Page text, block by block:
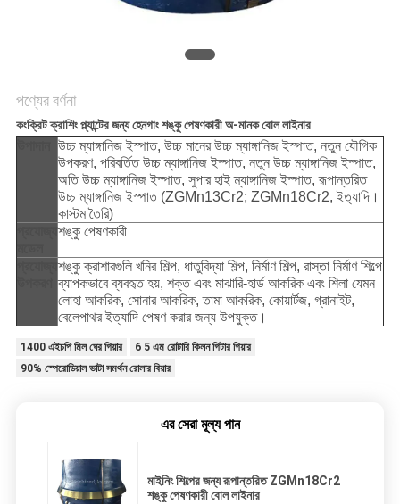
পণ্যের বর্ণনা
কংক্রিট ক্রাশিং প্ল্যান্টের জন্য হেনগাং শঙ্কু পেষণকারী অ-মানক বোল লাইনার
উচ্চ ম্যাঙ্গানিজ ইস্পাত, উচ্চ মানের উচ্চ ম্যাঙ্গানিজ ইস্পাত, নতুন যৌগিক
উপকরণ, পরিবর্তিত উচ্চ ম্যাঙ্গানিজ ইস্পাত, নতুন উচ্চ ম্যাঙ্গানিজ ইস্পাত,
অতি উচ্চ ম্যাঙ্গানিজ ইস্পাত, সুপার হাই ম্যাঙ্গানিজ ইস্পাত, রূপান্তরিত
উচ্চ ম্যাঙ্গানিজ ইস্পাত (ZGMn13Cr2; ZGMn18Cr2, ইত্যাদি।
কাস্টম তৈরি)
শঙ্কু পেষণকারী
শঙ্কু ক্রাশারগুলি খনির শিল্প, ধাতুবিদ্যা শিল্প, নির্মাণ শিল্প, রাস্তা নির্মাণ শিল্পে
ব্যাপকভাবে ব্যবহৃত হয়, শক্ত এবং মাঝারি-হার্ড আকরিক এবং শিলা যেমন
লোহা আকরিক, সোনার আকরিক, তামা আকরিক, কোয়ার্টজ, গ্রানাইট,
বেলেপাথর ইত্যাদি পেষণ করার জন্য উপযুক্ত।
1400 এইচপি মিল ঘের গিয়ার
6 5 এম রোটারি কিলন গিটার গিয়ার
90% স্পেরোডিয়াল ভাটা সমর্থন রোলার বিয়ার
এর সেরা মূল্য পান
মাইনিং শিল্পের জন্য রূপান্তরিত ZGMn18Cr2
শঙ্কু পেষণকারী বোল লাইনার